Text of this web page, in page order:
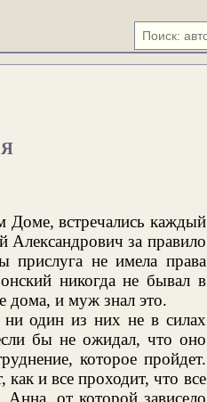
встречались каждый
за правило
прислуга не имела права
никогда не бывал в
дома, и муж знал это.
один из них не в силах
бы не ожидал, что оно
которое пройдет.
как и все проходит, что все